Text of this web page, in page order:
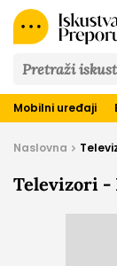
Mobilni uređaji
Naslovna
Televizori -